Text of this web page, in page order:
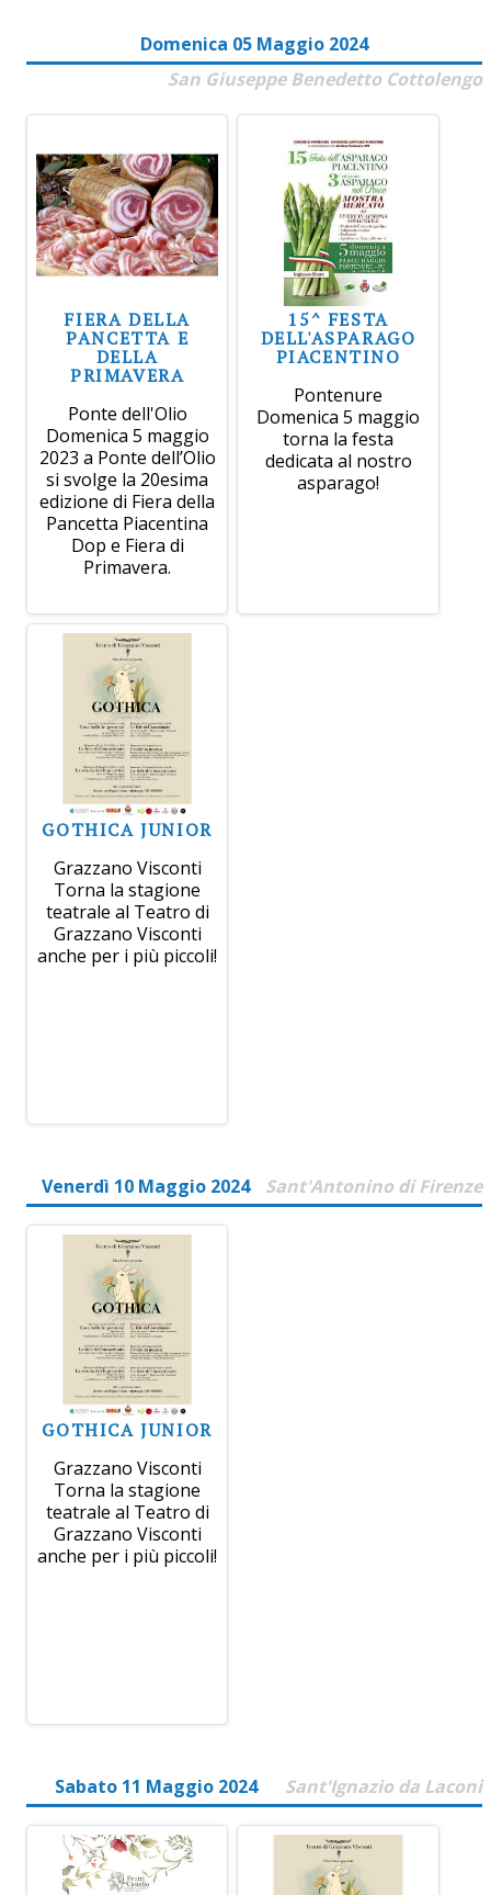
Domenica 05 Maggio 2024
San Giuseppe Benedetto Cottolengo
FIERA DELLA
PANCETTA E
DELLA
PRIMAVERA
Ponte dell'Olio
Domenica 5 maggio
2023 a Ponte dell’Olio
si svolge la 20esima
edizione di Fiera della
Pancetta Piacentina
Dop e Fiera di
Primavera.
15^ FESTA
DELL'ASPARAGO
PIACENTINO
Pontenure
Domenica 5 maggio
torna la festa
dedicata al nostro
asparago!
GOTHICA JUNIOR
Grazzano Visconti
Torna la stagione
teatrale al Teatro di
Grazzano Visconti
anche per i più piccoli!
Venerdì 10 Maggio 2024 Sant'Antonino di Firenze
GOTHICA JUNIOR
Grazzano Visconti
Torna la stagione
teatrale al Teatro di
Grazzano Visconti
anche per i più piccoli!
Sabato 11 Maggio 2024 Sant'Ignazio da Laconi